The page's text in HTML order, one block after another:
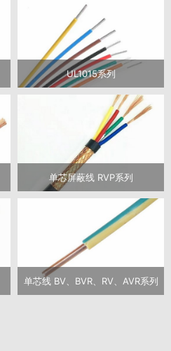
UL1015系列
单芯屏蔽线 RVP系列
单芯线 BV、BVR、RV、AVR系列